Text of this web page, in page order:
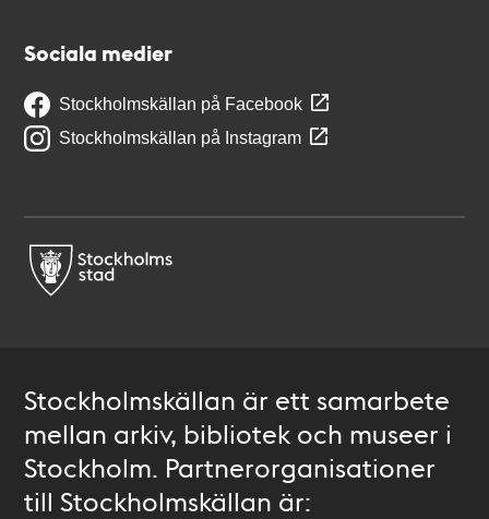
Sociala medier
Stockholmskällan på Facebook
Stockholmskällan på Instagram
Stockholmskällan är ett samarbete
mellan arkiv, bibliotek och museer i
Stockholm. Partnerorganisationer
till Stockholmskällan är: